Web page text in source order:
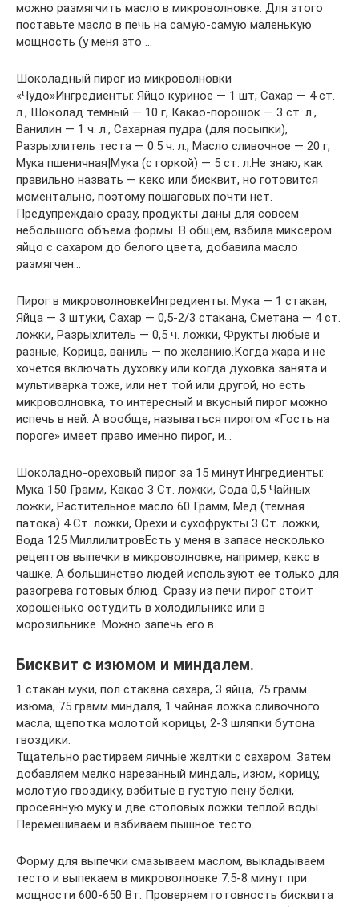
можно размягчить масло в микроволновке. Для этого
поставьте масло в печь на самую-самую маленькую
мощность (у меня это …
Шоколадный пирог из микроволновки
«Чудо»Ингредиенты: Яйцо куриное — 1 шт, Сахар — 4 ст.
л., Шоколад темный — 10 г, Какао-порошок — 3 ст. л.,
Ванилин — 1 ч. л., Сахарная пудра (для посыпки),
Разрыхлитель теста — 0.5 ч. л., Масло сливочное — 20 г,
Мука пшеничная|Мука (с горкой) — 5 ст. л.Не знаю, как
правильно назвать — кекс или бисквит, но готовится
моментально, поэтому пошаговых почти нет.
Предупреждаю сразу, продукты даны для совсем
небольшого объема формы. В общем, взбила миксером
яйцо с сахаром до белого цвета, добавила масло
размягчен…
Пирог в микроволновкеИнгредиенты: Мука — 1 стакан,
Яйца — 3 штуки, Сахар — 0,5-2/3 стакана, Сметана — 4 ст.
ложки, Разрыхлитель — 0,5 ч. ложки, Фрукты любые и
разные, Корица, ваниль — по желанию.Когда жара и не
хочется включать духовку или когда духовка занята и
мультиварка тоже, или нет той или другой, но есть
микроволновка, то интересный и вкусный пирог можно
испечь в ней. А вообще, называться пирогом «Гость на
пороге» имеет право именно пирог, и…
Шоколадно-ореховый пирог за 15 минутИнгредиенты:
Мука 150 Грамм, Какао 3 Ст. ложки, Сода 0,5 Чайных
ложки, Растительное масло 60 Грамм, Мед (темная
патока) 4 Ст. ложки, Орехи и сухофрукты 3 Ст. ложки,
Вода 125 МиллилитровЕсть у меня в запасе несколько
рецептов выпечки в микроволновке, например, кекс в
чашке. А большинство людей используют ее только для
разогрева готовых блюд. Сразу из печи пирог стоит
хорошенько остудить в холодильнике или в
морозильнике. Можно запечь его в…
Бисквит с изюмом и миндалем.
1 стакан муки, пол стакана сахара, 3 яйца, 75 грамм
изюма, 75 грамм миндаля, 1 чайная ложка сливочного
масла, щепотка молотой корицы, 2-3 шляпки бутона
гвоздики.
Тщательно растираем яичные желтки с сахаром. Затем
добавляем мелко нарезанный миндаль, изюм, корицу,
молотую гвоздику, взбитые в густую пену белки,
просеянную муку и две столовых ложки теплой воды.
Перемешиваем и взбиваем пышное тесто.
Форму для выпечки смазываем маслом, выкладываем
тесто и выпекаем в микроволновке 7.5-8 минут при
мощности 600-650 Вт. Проверяем готовность бисквита